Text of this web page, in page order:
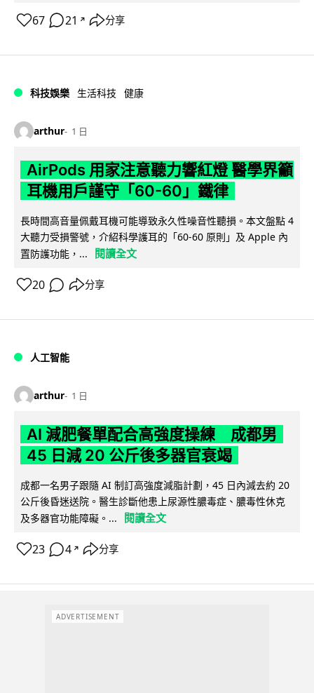
67 21 ↗ 分享
科技娛樂 生活科技 健康
arthur 1 日
AirPods 用家注意聽力響紅燈 醫學界籲
耳機用戶謹守「60-60」鐵律
長時間高音量佩戴耳機可能導致永久性噪音性聽損。本文盤點 4
大聽力受損警號，介紹科學護耳的「60-60 原則」及 Apple 內
置防護功能，...
閱讀全文
20 分享
人工智能
arthur 1 日
AI 減肥餐單配合高強度操練 成都男
45 日減 20 公斤後多器官衰竭
成都一名男子跟隨 AI 制訂高強度減脂計劃，45 日內減去約 20
公斤後昏迷送院。醫生診斷他患上尿源性膿毒症、膿毒性休克
及多器官功能障礙。...
閱讀全文
23 4 ↗ 分享
ADVERTISEMENT